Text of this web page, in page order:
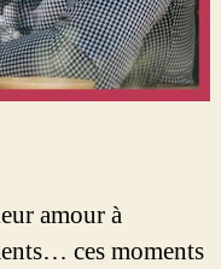
amour à
ces moments